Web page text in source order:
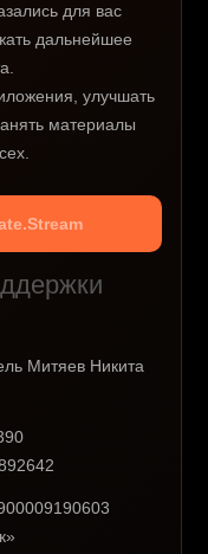
для вас
дальнейшее
улучшать
материалы
Митяев Никита